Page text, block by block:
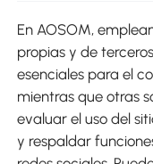
Métodos de Pago
En AOSOM,
propias y de
esenciales para el
mientras que otras
evaluar el uso del
y respaldar